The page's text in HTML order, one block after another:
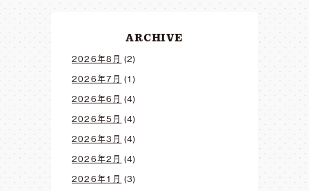
ARCHIVE
2026年8月 (2)
2026年7月 (1)
2026年6月 (4)
2026年5月 (4)
2026年3月 (4)
2026年2月 (4)
2026年1月 (3)